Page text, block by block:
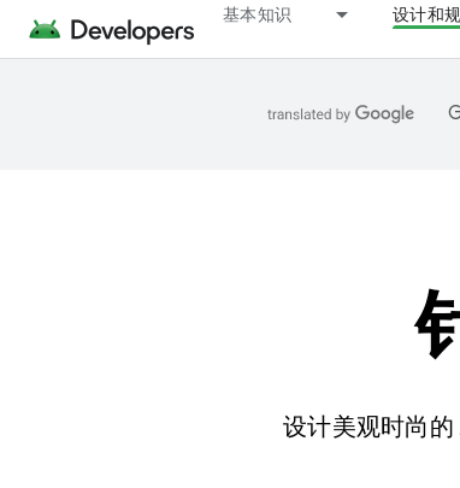
基本知识 设计和
设计美观时尚